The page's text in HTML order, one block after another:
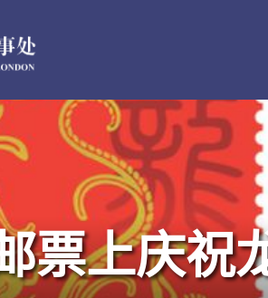
票上庆祝